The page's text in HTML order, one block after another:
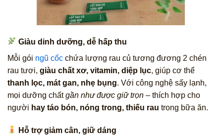
Giàu dinh dưỡng, dễ hấp thu
Mỗi gói ngũ cốc chứa lượng rau củ tương đương 2 chén
rau tươi, giàu chất xơ, vitamin, diệp lục, giúp cơ thể
thanh lọc, mát gan, nhẹ bụng. Với công nghệ sấy lạnh,
mọi dưỡng chấtgần như được giữ trọn – thích hợp cho
người hay táo bón, nóng trong, thiếu rau trong bữa ăn.
Hỗ trợ giảm cân, giữ dáng